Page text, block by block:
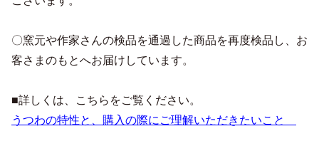
〇窯元や作家さんの検品を通過した商品を再度検品し、お
客さまのもとへお届けしています。
■詳しくは、こちらをご覧ください。
うつわの特性と、購入の際にご理解いただきたいこと